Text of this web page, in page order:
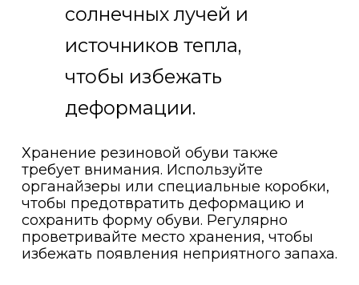
солнечных лучей и
источников тепла,
чтобы избежать
деформации.
Хранение резиновой обуви также
требует внимания. Используйте
органайзеры или специальные коробки,
чтобы предотвратить деформацию и
сохранить форму обуви. Регулярно
проветривайте место хранения, чтобы
избежать появления неприятного запаха.